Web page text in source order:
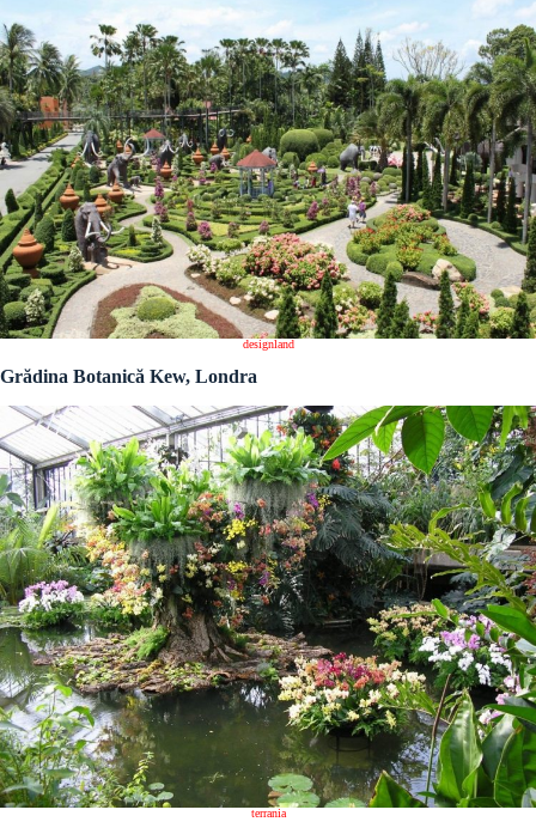
designland
Grădina Botanică Kew, Londra
terrania